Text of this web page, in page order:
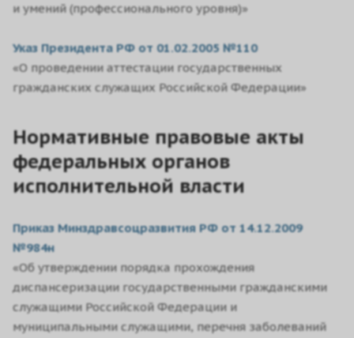
и умений (профессионального уровня)»
Указ Президента РФ от 01.02.2005 №110
«О проведении аттестации государственных
гражданских служащих Российской Федерации»
Нормативные правовые акты
федеральных органов
исполнительной власти
Приказ Минздравсоцразвития РФ от 14.12.2009
№984н
«Об утверждении порядка прохождения
диспансеризации государственными гражданскими
служащими Российской Федерации и
муниципальными служащими, перечня заболеваний